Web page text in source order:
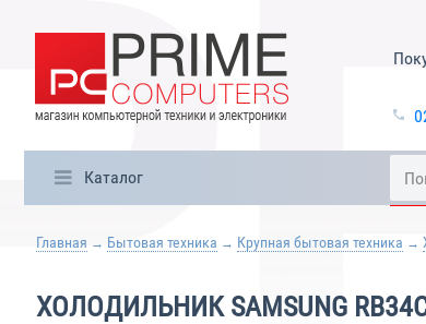
Каталог
Главная Бытовая техника Крупная бытовая техника
ХОЛОДИЛЬНИК SAMSUNG